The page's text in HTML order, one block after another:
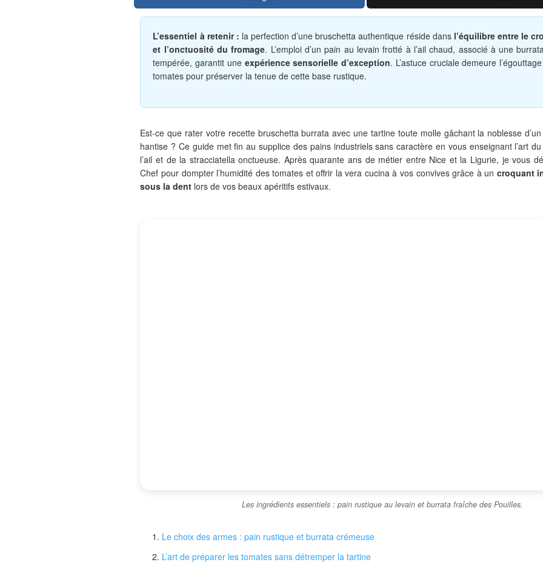
L’essentiel à retenir : la perfection d’une bruschetta authentique réside dans l’équilibre entre le
et l’onctuosité du fromage. L’emploi d’un pain au levain frotté à l’ail chaud, associé à une
tempérée, garantit une expérience sensorielle d’exception. L’astuce cruciale demeure
tomates pour préserver la tenue de cette base rustique.
Est-ce que rater votre recette bruschetta burrata avec une tartine toute molle gâchant la noblesse
hantise ? Ce guide met fin au supplice des pains industriels sans caractère en vous enseignant l’art
l’ail et de la stracciatella onctueuse. Après quarante ans de métier entre Nice et la Ligurie, je vous
Chef pour dompter l’humidité des tomates et offrir la vera cucina à vos convives grâce à un croquant
sous la dent lors de vos beaux apéritifs estivaux.
Les ingrédients essentiels : pain rustique au levain et burrata fraîche des Pouilles.
Le choix des armes : pain rustique et burrata crémeuse
L’art de préparer les tomates sans détremper la tartine